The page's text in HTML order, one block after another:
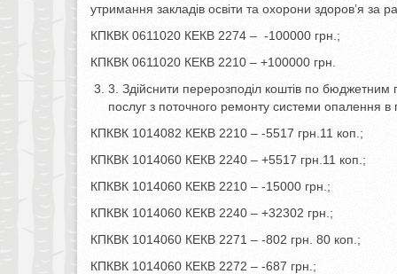
утримання закладів освіти та охорони здоров’я за
КПКВК 0611020 КЕКВ 2274 – -100000 грн.;
КПКВК 0611020 КЕКВ 2210 – +100000 грн.
3. Здійснити перерозподіл коштів по бюджетним
послуг з поточного ремонту системи опалення в
КПКВК 1014082 КЕКВ 2210 – -5517 грн.11 коп.;
КПКВК 1014060 КЕКВ 2240 – +5517 грн.11 коп.;
КПКВК 1014060 КЕКВ 2210 – -15000 грн.;
КПКВК 1014060 КЕКВ 2240 – +32302 грн.;
КПКВК 1014060 КЕКВ 2271 – -802 грн. 80 коп.;
КПКВК 1014060 КЕКВ 2272 – -687 грн.;